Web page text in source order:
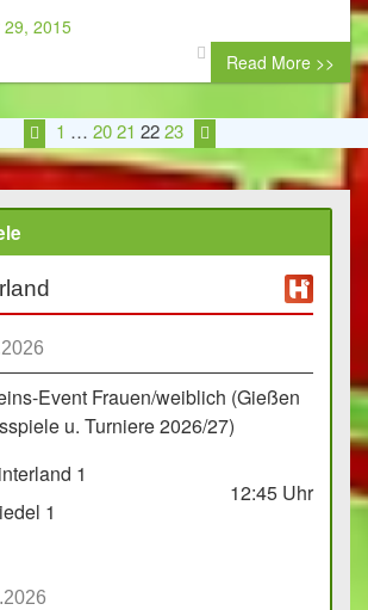
29, 2015
0 comment
Read More >>
1 … 20 21 22 23
Event Frauen/weiblich (Gießen
u. Turniere 2026/27)
1
1
12:45 Uhr